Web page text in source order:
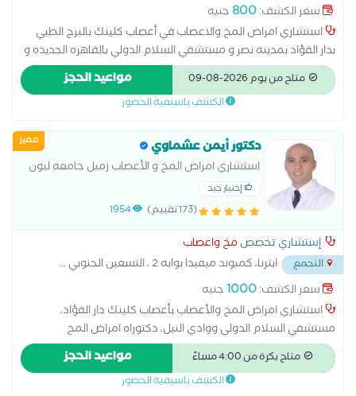
سعر الكشف:800جنيه
استشاري امراض المخ والاعصاب في أعصاب كلينك بالبرج الطبي
بدار الفؤاد بمدينه نصر و مستشفي السلام الدولي بالقاهره الجديده و
مستشفي وادي النيل - دكتوراه و ماجستير أمراض المخ و الاعصاب -
جامعه القاهره - زميل جامعه ليون - فرنسا - بكالوريوس الطب و
الجراحه - جامعه عين شمس - متاح بالعياده فحص رسم المخ عادي
علي حالات زياده كهرباء المخ و الصرع و التشنجات و الصداع ما شابه
فقط .
متاح من يوم 2026-08-09 مواعيد الحجز
الكشف باسبقية الحضور
مميز دكتور أيمن عشماوي
استشاري امراض المخ و الأعصاب زميل جامعه ليون
إختيار جيد
(173 تقييم) 1954
إستشاري تخصص مخ واعصاب
التجمع ايترنا، كمبوند ميفيدا بوابه 2 ، التسعين الجنوبي
...
سعر الكشف:1000جنيه
استشاري امراض المخ والأعصاب بأعصاب كلينك دار الفؤاد،
مستشفي السلام الدولي ووادي النيل، دكتوراه امراض المخ
والأعصاب جامعه القاهره، ماجستير امراض المخ والأعصاب جامعه
القاهره، زميل جامعه ليون بفرنسا اخصائي سابق بمستشفيات
الشرطه بالقاهره، مجمع الملك فهد الطبي العسكري بالمنطقه
متاح بكرة من 4:00 مساءً مواعيد الحجز
الكشف باسبقية الحضور